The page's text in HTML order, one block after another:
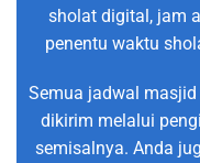
sholat digital, jam
penentu waktu
Semua jadwal
dikirim melalui
semisalnya. Anda